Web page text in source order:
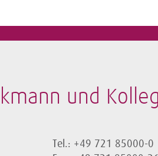
und
Tel.: +49 721 85000-0